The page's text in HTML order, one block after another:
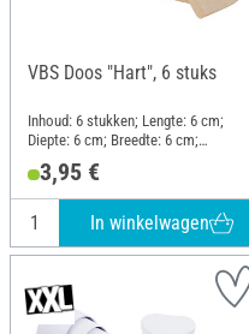
VBS Doos "Hart", 6 stuks
Inhoud: 6 stukken; Lengte: 6 cm;
Diepte: 6 cm; Breedte: 6 cm;
Hoogte: 3 cm; Materiaal:
Papiermache
3,95 €
In winkelwagen